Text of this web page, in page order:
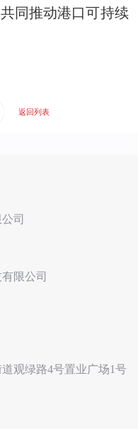
同推动港口可持续
返回列表
司
限公司
观绿路4号置业广场1号